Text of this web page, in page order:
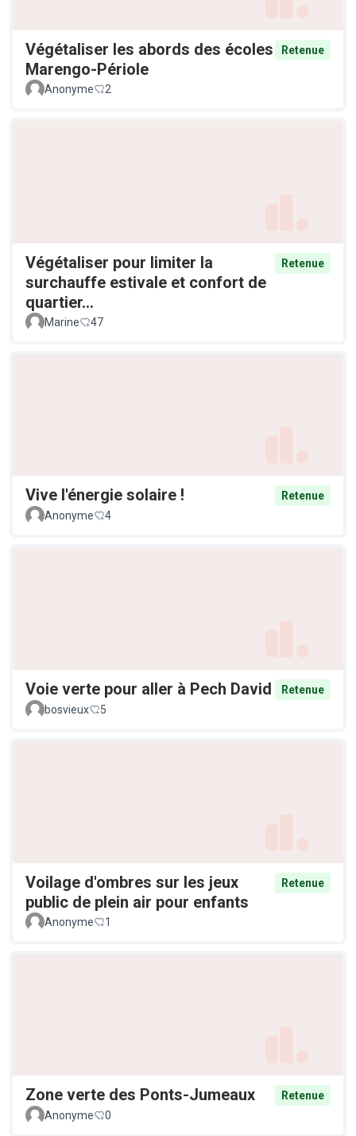
Végétaliser les abords des écoles
Marengo-Périole
Retenue
Anonyme 2
Végétaliser pour limiter la
surchauffe estivale et confort de
quartier...
Retenue
Marine 47
Vive l'énergie solaire !
Retenue
Anonyme
4
Voie verte pour aller à Pech David
Retenue
bosvieux
5
Voilage d'ombres sur les jeux
public de plein air pour enfants
Retenue
Anonyme 1
Zone verte des Ponts-Jumeaux
Retenue
Anonyme
0